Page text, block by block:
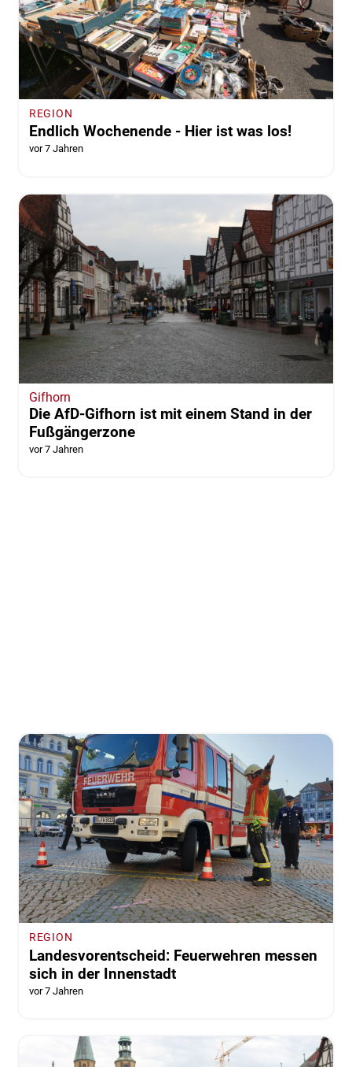
REGION
Endlich Wochenende - Hier ist was los!
vor 7 Jahren
Gifhorn
Die AfD-Gifhorn ist mit einem Stand in der
Fußgängerzone
vor 7 Jahren
REGION
Landesvorentscheid: Feuerwehren messen
sich in der Innenstadt
vor 7 Jahren